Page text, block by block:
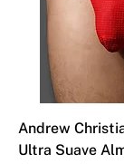
Andrew
Ultra Suave